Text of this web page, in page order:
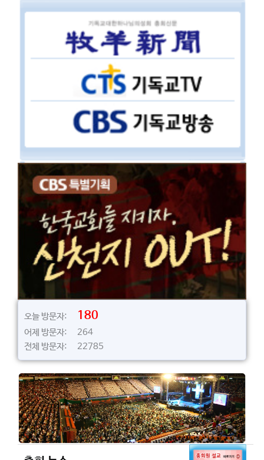
오늘 방문자: 180
어제 방문자: 264
전체 방문자: 22785